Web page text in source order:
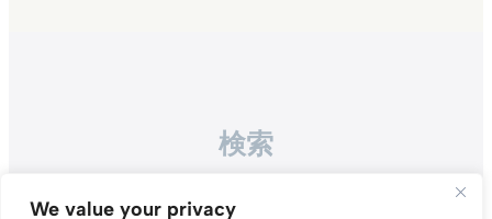
We value your privacy
検索
Search